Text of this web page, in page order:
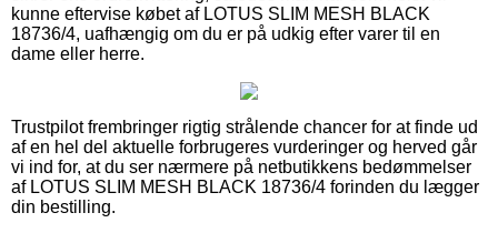
kunne eftervise købet af LOTUS SLIM MESH BLACK
18736/4, uafhængig om du er på udkig efter varer til en
dame eller herre.
Trustpilot frembringer rigtig strålende chancer for at finde ud
af en hel del aktuelle forbrugeres vurderinger og herved går
vi ind for, at du ser nærmere på netbutikkens bedømmelser
af LOTUS SLIM MESH BLACK 18736/4 forinden du lægger
din bestilling.